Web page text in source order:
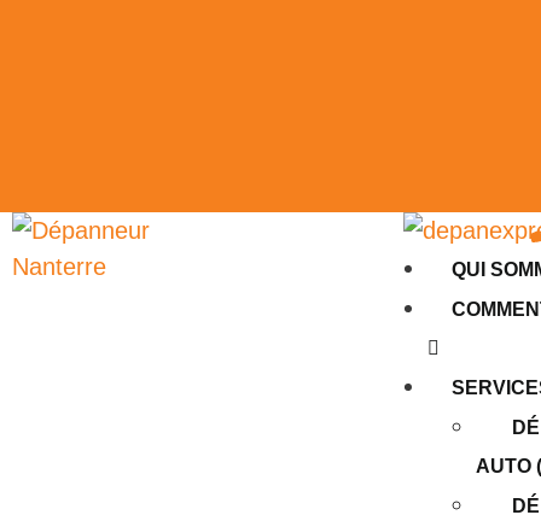
QUI
AUTO